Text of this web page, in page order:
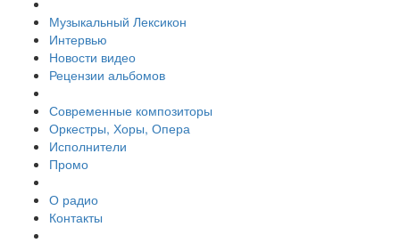
Музыкальный Лексикон
Интервью
Новости видео
Рецензии альбомов
Современные композиторы
Оркестры, Хоры, Опера
Исполнители
Промо
О радио
Контакты